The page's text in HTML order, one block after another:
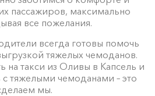
пассажиров, максимально
все пожелания.
всегда готовы помочь
тяжелых чемоданов.
на такси из Оливы в Капсель и
тяжелыми чемоданами – это
мы.